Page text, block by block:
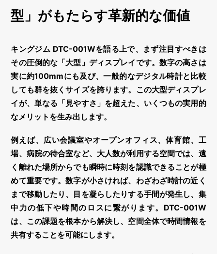
型」がもたらす革新的な価値
キングジム DTC-001Wを語る上で、まず注目すべきは
その圧倒的な「大型」ディスプレイです。数字の高さは
実に約100mmにも及び、一般的なデジタル時計と比較
しても群を抜くサイズを誇ります。この大型ディスプレ
イが、単なる「見やすさ」を超えた、いくつもの実用的
なメリットを生み出します。
例えば、広い会議室やオープンオフィス、体育館、工
場、病院の待合室など、大人数が利用する空間では、遠
く離れた場所からでも瞬時に時刻を認識できることが極
めて重要です。数字が小さければ、わざわざ時計の近く
まで移動したり、目を凝らしたりする手間が発生し、集
中力の低下や時間のロスに繋がります。DTC-001W
は、この課題を根本から解決し、 空間全体で時間情報を
共有することを可能にします。